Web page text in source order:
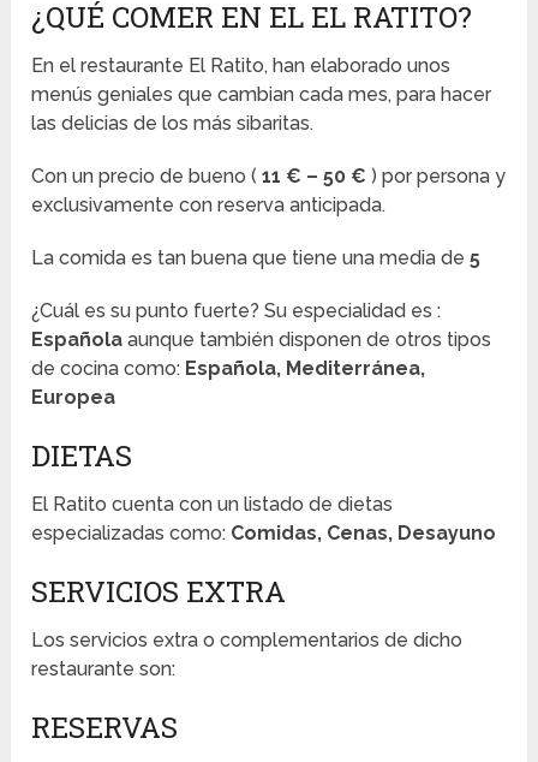
¿QUÉ COMER EN EL EL RATITO?
En el restaurante El Ratito, han elaborado unos
menús geniales que cambian cada mes, para hacer
las delicias de los más sibaritas.
Con un precio de bueno (11 € – 50 € ) por persona y
exclusivamente con reserva anticipada.
La comida es tan buena que tiene una media de5
¿Cuál es su punto fuerte? Su especialidad es :
Españolaaunque también disponen de otros tipos
de cocina como: Española, Mediterránea,
Europea
DIETAS
El Ratito cuenta con un listado de dietas
especializadas como: Comidas, Cenas, Desayuno
SERVICIOS EXTRA
Los servicios extra o complementarios de dicho
restaurante son:
RESERVAS